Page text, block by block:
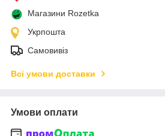
Магазини Rozetka
Укрпошта
Самовивіз
Всі умови доставки
Умови оплати